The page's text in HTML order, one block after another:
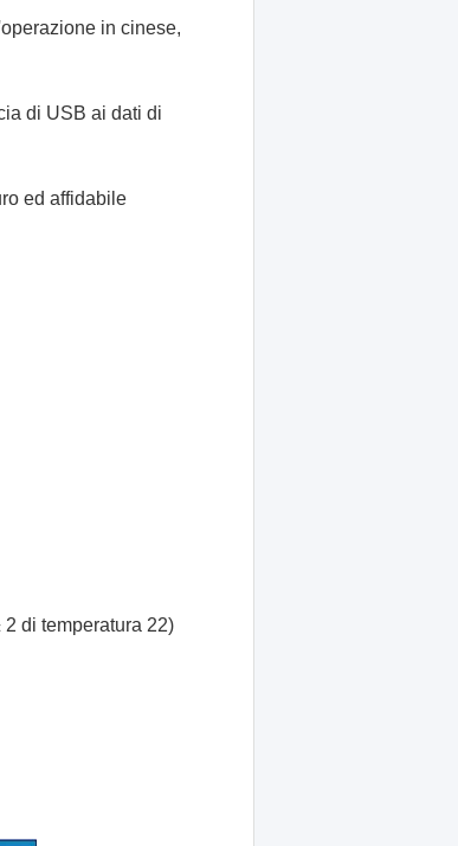
in cinese,
di USB ai dati di
ed affidabile
di temperatura 22)